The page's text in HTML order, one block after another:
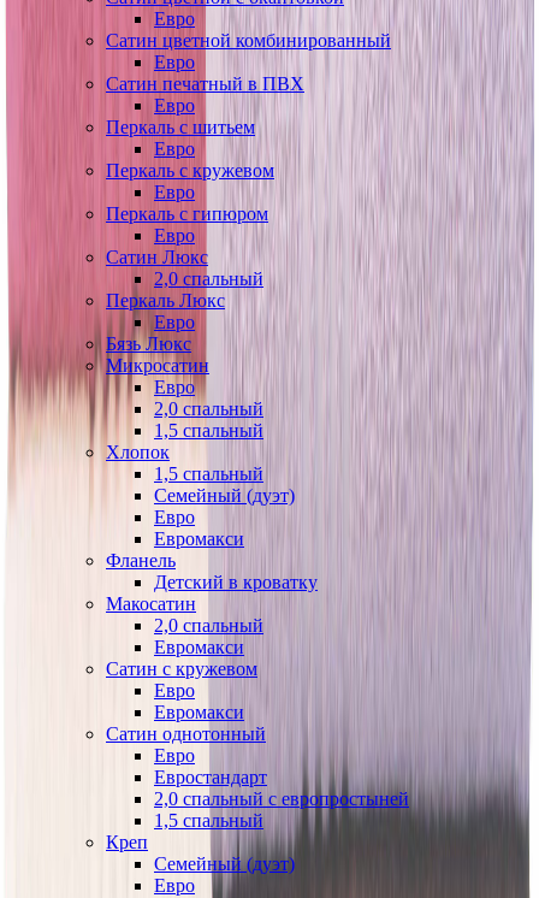
Евро
Сатин цветной комбинированный
Евро
Сатин печатный в ПВХ
Евро
Перкаль с шитьем
Евро
Перкаль с кружевом
Евро
Перкаль с гипюром
Евро
Сатин Люкс
2,0 спальный
Перкаль Люкс
Евро
Бязь Люкс
Микросатин
Евро
2,0 спальный
1,5 спальный
Хлопок
1,5 спальный
Семейный (дуэт)
Евро
Евромакси
Фланель
Детский в кроватку
Макосатин
2,0 спальный
Евромакси
Сатин с кружевом
Евро
Евромакси
Сатин однотонный
Евро
Евростандарт
2,0 спальный с европростыней
1,5 спальный
Креп
Семейный (дуэт)
Евро